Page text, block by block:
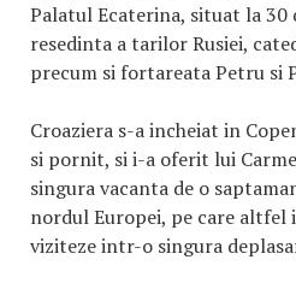
Palatul Ecaterina, situat la 30
resedinta a tarilor Rusiei,
precum si fortareata Petru si
Croaziera s-a incheiat in
si pornit, si i-a oferit lui
singura vacanta de o
nordul Europei, pe care
viziteze intr-o singura